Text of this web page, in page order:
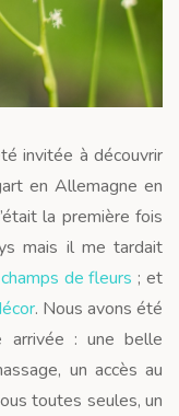
invitée à découvrir
en Allemagne en
la première fois
mais il me tardait
champs de fleurs ; et
. Nous avons été
arrivée : une belle
un accès au
toutes seules, un